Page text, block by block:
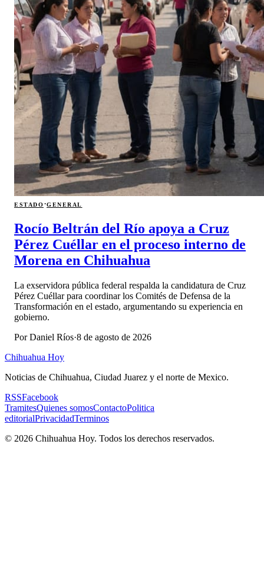
ESTADO·GENERAL
Rocío Beltrán del Río apoya a Cruz
Pérez Cuéllar en el proceso interno de
Morena en Chihuahua
La exservidora pública federal respalda la candidatura de Cruz
Pérez Cuéllar para coordinar los Comités de Defensa de la
Transformación en el estado, argumentando su experiencia en
gobierno.
PorDaniel Ríos·8 de agosto de 2026
Chihuahua Hoy
Noticias de Chihuahua, Ciudad Juarez y el norte de Mexico.
RSSFacebook
TramitesQuienes somosContactoPolitica
editorialPrivacidadTerminos
© 2026 Chihuahua Hoy. Todos los derechos reservados.